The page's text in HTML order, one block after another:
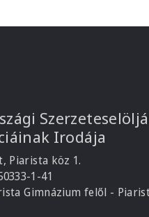
Irodája
Piarista köz 1.
1-41
Gimnázium felől -